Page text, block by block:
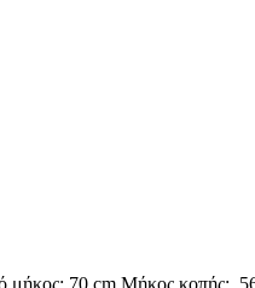
70 cm Μήκος κοπής: 56